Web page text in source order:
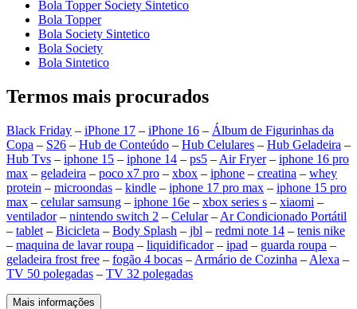
Bola Topper Society Sintetico
Bola Topper
Bola Society Sintetico
Bola Society
Bola Sintetico
Termos mais procurados
Black Friday – iPhone 17 – iPhone 16 – Álbum de Figurinhas da
Copa – S26 – Hub de Conteúdo – Hub Celulares – Hub Geladeira –
Hub Tvs – iphone 15 – iphone 14 – ps5 – Air Fryer– iphone 16 pro
max – geladeira – poco x7 pro – xbox – iphone – creatina – whey
protein – microondas – kindle – iphone 17 pro max – iphone 15 pro
max – celular samsung – iphone 16e – xbox series s – xiaomi –
ventilador– nintendo switch 2 – Celular– Ar Condicionado Portátil
– tablet – Bicicleta – Body Splash – jbl – redmi note 14 – tenis nike
– maquina de lavar roupa – liquidificador– ipad – guarda roupa –
geladeira frost free – fogão 4 bocas – Armário de Cozinha – Alexa –
TV 50 polegadas – TV 32 polegadas
Mais informações